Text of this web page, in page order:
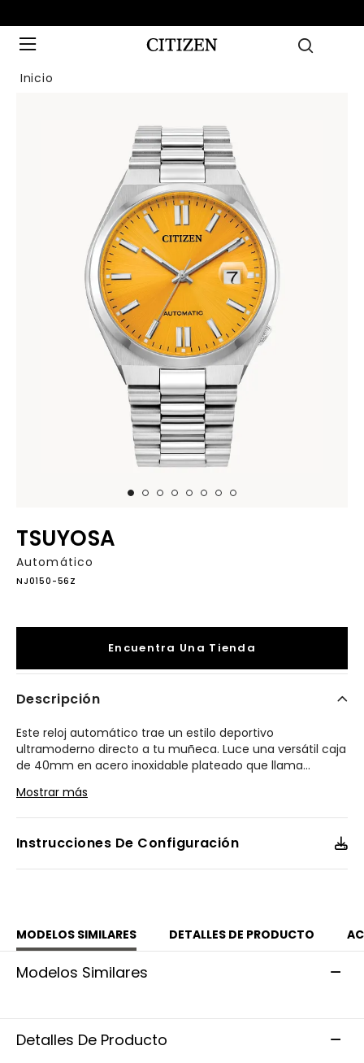
Inicio
TSUYOSA
Automático
NJ0150-56Z
Encuentra Una Tienda
Descripción
Este reloj automático trae un estilo deportivo
ultramoderno directo a tu muñeca. Luce una versátil caja
de 40mm en acero inoxidable plateado que llama...
Bajo un cristal de zafiro antirreflejante, este sofisticado
diseño destaca con su carátula amarilla con fechador y
Impulsado por un movimiento automático, ofrece
Mostrar más
Instrucciones De Configuración
MODELOS SIMILARES DETALLES DE PRODUCTO
Modelos Similares
Detalles De Producto